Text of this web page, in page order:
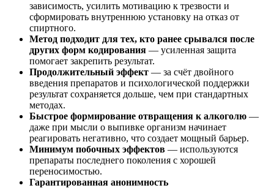
зависимость, усилить мотивацию к трезвости и
сформировать внутреннюю установку на отказ от
спиртного.
Метод подходит для тех, кто ранее срывался после
других форм кодирования — усиленная защита
помогает закрепить результат.
Продолжительный эффект — за счёт двойного
введения препаратов и психологической поддержки
результат сохраняется дольше, чем при стандартных
методах.
Быстрое формирование отвращения к алкоголю —
даже при мысли о выпивке организм начинает
реагировать негативно, что создает мощный барьер.
Минимум побочных эффектов — используются
препараты последнего поколения с хорошей
переносимостью.
Гарантированная анонимность